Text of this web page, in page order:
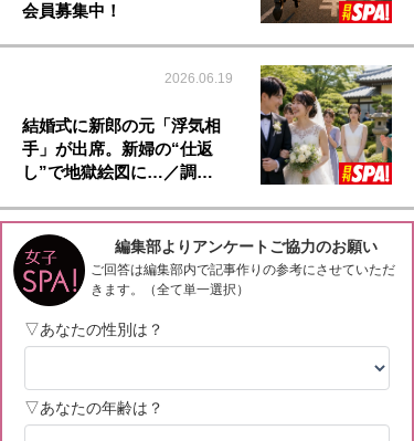
会員募集中！
2026.06.19
結婚式に新郎の元「浮気相
手」が出席。新婦の“仕返
し”で地獄絵図に…／調…